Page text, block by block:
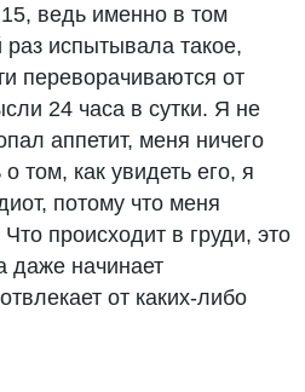
ведь именно в том
раз испытывала такое,
переворачиваются от
24 часа в сутки. Я не
аппетит, меня ничего
том, как увидеть его, я
потому что меня
происходит в груди, это
даже начинает
от каких-либо